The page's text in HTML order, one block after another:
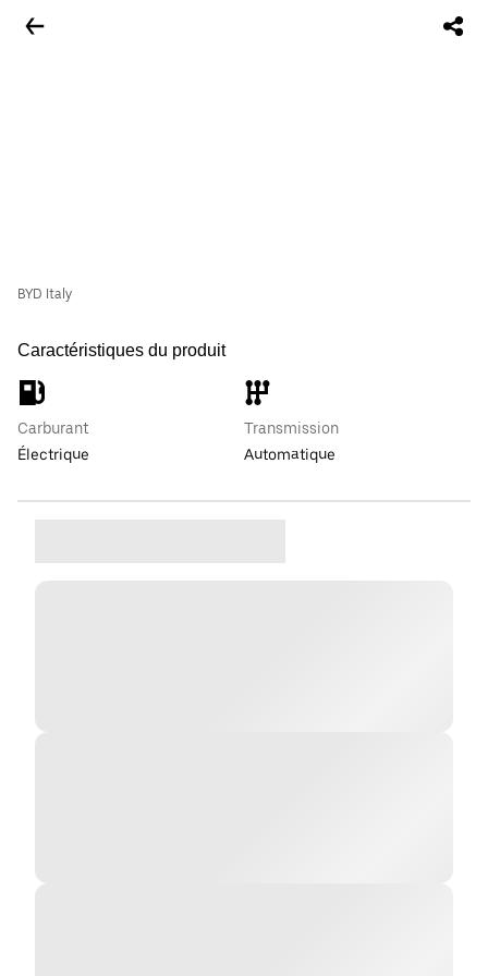
BYD Italy
Caractéristiques du produit
Carburant
Électrique
Transmission
Automatique